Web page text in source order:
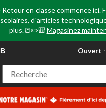
en classe commence ici.
d'articles
plus.📒✏️🎒 Magasinez
votre
préféré
Leduc,
AB,
courament
Ouvert
Recherche